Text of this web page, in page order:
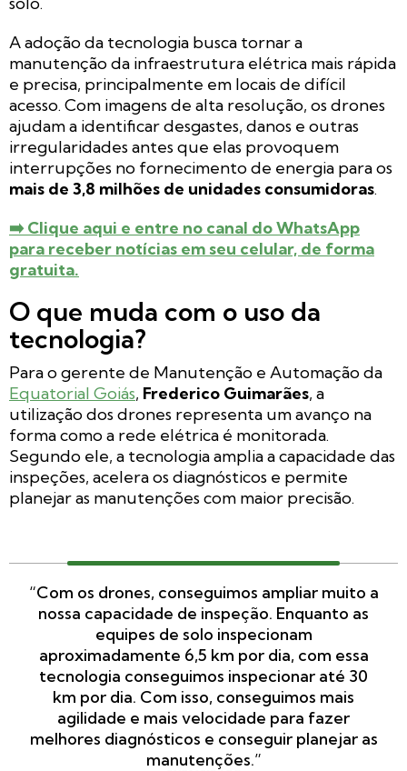
A adoção da tecnologia busca tornar a
manutenção da infraestrutura elétrica mais rápida
e precisa, principalmente em locais de difícil
acesso. Com imagens de alta resolução, os drones
ajudam a identificar desgastes, danos e outras
irregularidades antes que elas provoquem
interrupções no fornecimento de energia para os
mais de 3,8 milhões de unidades consumidoras.
➡️ Clique aqui e entre no canal do WhatsApp
para receber notícias em seu celular, de forma
gratuita.
O que muda com o uso da
tecnologia?
Para o gerente de Manutenção e Automação da
Equatorial Goiás, Frederico Guimarães, a
utilização dos drones representa um avanço na
forma como a rede elétrica é monitorada.
Segundo ele, a tecnologia amplia a capacidade das
inspeções, acelera os diagnósticos e permite
planejar as manutenções com maior precisão.
“Com os drones, conseguimos ampliar muito a
nossa capacidade de inspeção. Enquanto as
equipes de solo inspecionam
aproximadamente 6,5 km por dia, com essa
tecnologia conseguimos inspecionar até 30
km por dia. Com isso, conseguimos mais
agilidade e mais velocidade para fazer
melhores diagnósticos e conseguir planejar as
manutenções.”